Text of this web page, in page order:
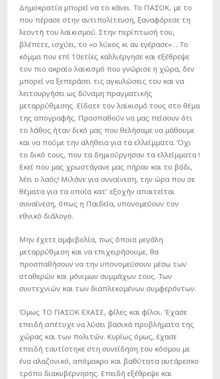
Δημοκρατία μπορεί να το κάνει. Το ΠΑΣΟΚ, με το
που πέρασε στην αντιπολίτευση, ξαναφόρεσε τη
λεοντή του λαϊκισμού. Στην περίπτωσή του,
βλέπετε, ισχύει, το «ο λύκος κι αν εγέρασε»… Το
κόμμα που επί 10ετίες καλλιέργησε και εξέθρεψε
τον πιο ακραίο λαϊκισμό που γνώρισε η χώρα, δεν
μπορεί να ξεπεράσει τις αγκυλώσεις του και να
λειτουργήσει ως δύναμη πραγματικής
μεταρρύθμισης. Είδατε τον λαϊκισμό τους στο θέμα
της απογραφής. Προσπαθούν να μας πείσουν ότι
το λάθος ήταν δικό μας που θελήσαμε να μάθουμε
και να πούμε την αλήθεια για τα ελλείμματα. Όχι
το δικό τους, που τα δημιούργησαν τα ελλείμματα !
Εκεί που μας χρωστάγανε μας πήραν και το βόδι,
λέει ο λαός! Μιλάνε για συναίνεση, την ώρα που σε
θέματα για τα οποία κατ’ εξοχήν απαιτείται
συναίνεση, όπως η Παιδεία, υπονομεύουν τον
εθνικό διάλογο.
Μην έχετε αμφιβολία, πως όποια μεγάλη
μεταρρύθμιση και να επιχειρήσουμε, θα
προσπαθήσουν να την υπονομεύσουν μέσω των
σταθερών και μόνιμων συμμάχων τους. Των
συντεχνιών και των διαπλεκομένων συμφερόντων.
Όμως ΤΟ ΠΑΣΟΚ ΕΧΑΣΕ, φίλες και φίλοι. Έχασε
επειδή απέτυχε να λύσει βασικά προβλήματα της
χώρας και των πολιτών. Κυρίως όμως, έχασε
επειδή ταυτίστηκε στη συνείδηση του κόσμου με
ένα αλαζονικό, απόμακρο και βαθύτατα αυτάρεσκο
τρόπο διακυβέρνησης. Επειδή εξέθρεψε και